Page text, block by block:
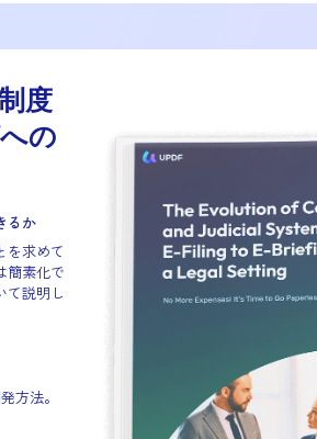
び司法制度
ィングへの